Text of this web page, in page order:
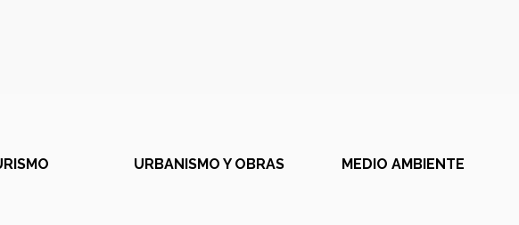
URBANISMO Y OBRAS MEDIO AMBIENTE